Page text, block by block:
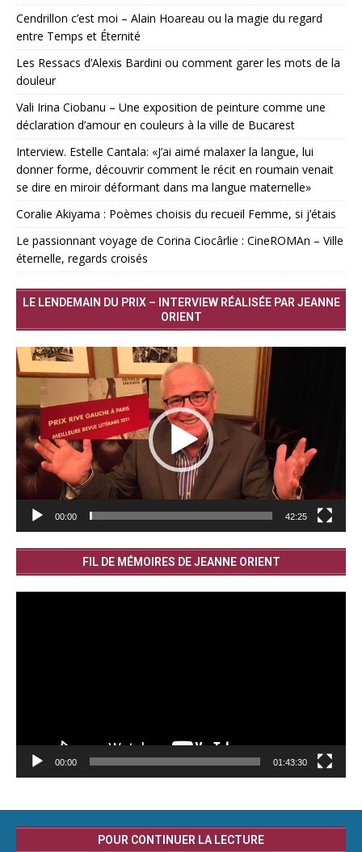
Cendrillon c’est moi – Alain Hoareau ou la magie du regard
entre Temps et Éternité
Les Ressacs d’Alexis Bardini ou comment garer les mots de la
douleur
Vali Irina Ciobanu – Une exposition de peinture comme une
déclaration d’amour en couleurs à la ville de Bucarest
Interview. Estelle Cantala: «J’ai aimé malaxer la langue, lui
donner forme, découvrir comment le récit en roumain venait
se dire en miroir déformant dans ma langue maternelle»
Coralie Akiyama : Poèmes choisis du recueil Femme, si j’étais
Le passionnant voyage de Corina Ciocârlie : CineROMAn – Ville
éternelle, regards croisés
LE LENDEMAIN DU PRIX – INTERVIEW RÉALISÉE PAR JEANNE
ORIENT
Lecteur
vidéo
00:00 42:25
FIL DE MÉMOIRES DE JEANNE ORIENT
00:00 01:43:30
POUR CONTINUER LA LECTURE